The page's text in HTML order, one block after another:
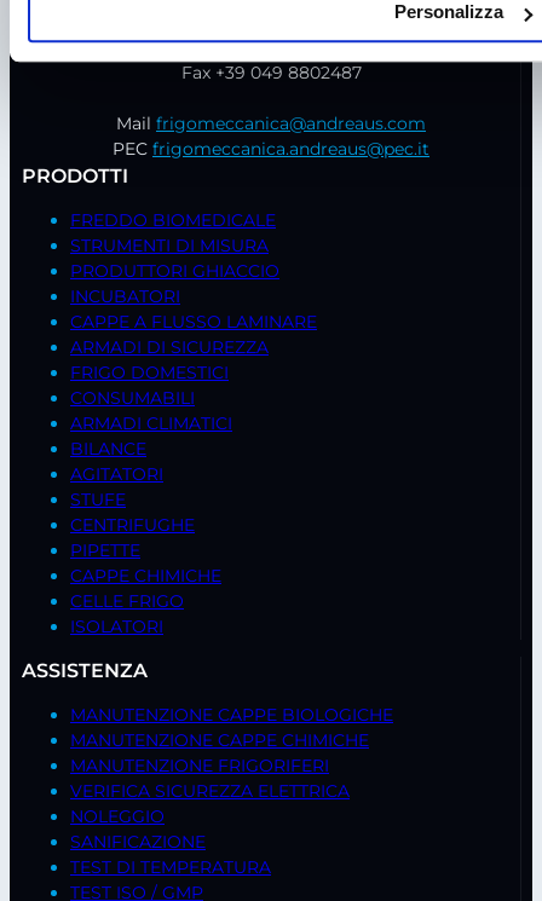
Personalizza
Tel.+39 049 685736
Fax +39 049 8802487
Mail frigomeccanica@andreaus.com
PEC frigomeccanica.andreaus@pec.it
PRODOTTI
FREDDO BIOMEDICALE
STRUMENTI DI MISURA
PRODUTTORI GHIACCIO
INCUBATORI
CAPPE A FLUSSO LAMINARE
ARMADI DI SICUREZZA
FRIGO DOMESTICI
CONSUMABILI
ARMADI CLIMATICI
BILANCE
AGITATORI
STUFE
CENTRIFUGHE
PIPETTE
CAPPE CHIMICHE
CELLE FRIGO
ISOLATORI
ASSISTENZA
MANUTENZIONE CAPPE BIOLOGICHE
MANUTENZIONE CAPPE CHIMICHE
MANUTENZIONE FRIGORIFERI
VERIFICA SICUREZZA ELETTRICA
NOLEGGIO
SANIFICAZIONE
TEST DI TEMPERATURA
TEST ISO / GMP